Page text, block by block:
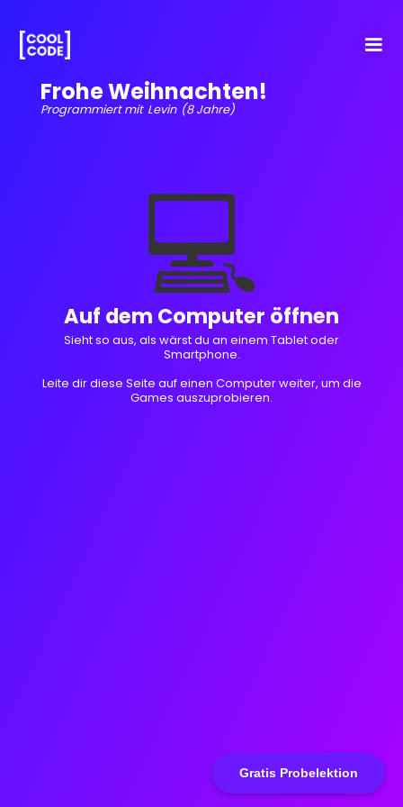
Gratis Probelektion
Frohe Weihnachten!
Programmiert mit Levin (8 Jahre)
💻
Auf dem Computer öffnen
Sieht so aus, als wärst du an einem Tablet oder
Smartphone.
Leite dir diese Seite auf einen Computer weiter, um die
Games auszuprobieren.